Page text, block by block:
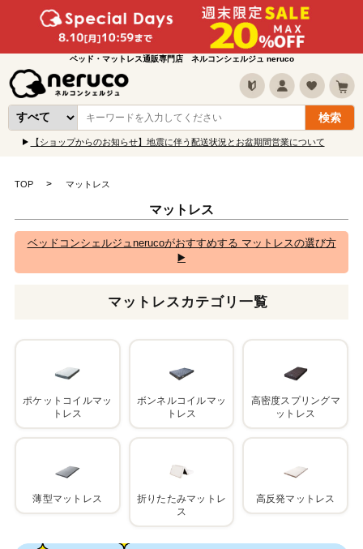
ベッド・マットレス通販専門店 ネルコンシェルジュ neruco
【ショップからのお知らせ】地震に伴う配送状況とお盆期間営業について
TOP マットレス
マットレス
ベッドコンシェルジュnerucoがおすすめする マットレスの選び方
▶️
マットレスカテゴリ一覧
ポケットコイルマッ
トレス
ボンネルコイルマッ
トレス
高密度スプリングマ
ットレス
薄型マットレス
折りたたみマットレ
ス
高反発マットレス